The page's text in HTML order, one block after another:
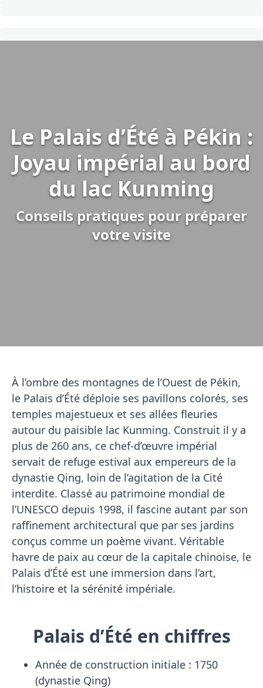
Le Palais d’Été à Pékin :
Joyau impérial au bord
du lac Kunming
Conseils pratiques pour préparer
votre visite
À l’ombre des montagnes de l’Ouest de Pékin,
le Palais d’Été déploie ses pavillons colorés, ses
temples majestueux et ses allées fleuries
autour du paisible lac Kunming. Construit il y a
plus de 260 ans, ce chef‑d’œuvre impérial
servait de refuge estival aux empereurs de la
dynastie Qing, loin de l’agitation de la Cité
interdite. Classé au patrimoine mondial de
l’UNESCO depuis 1998, il fascine autant par son
raffinement architectural que par ses jardins
conçus comme un poème vivant. Véritable
havre de paix au cœur de la capitale chinoise, le
Palais d’Été est une immersion dans l’art,
l’histoire et la sérénité impériale.
Palais d’Été en chiffres
Année de construction initiale : 1750
(dynastie Qing)